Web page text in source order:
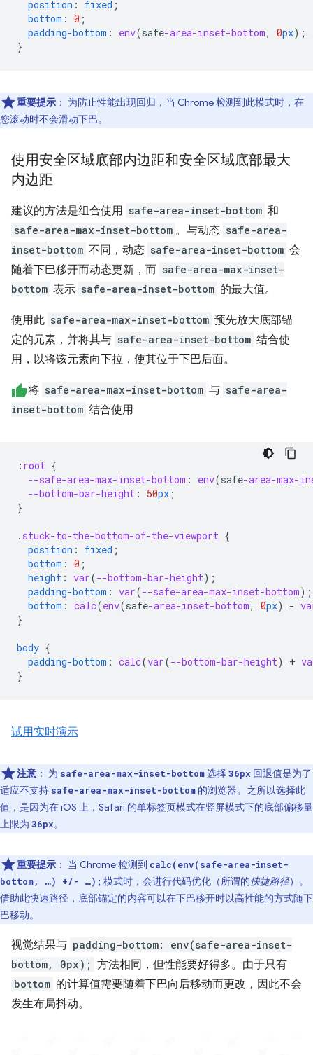
position : fixed ;
bottom : 0 ;
padding-bottom : env(safe-area-inset-bottom, 0px);
}
重要提示 ： 为防止性能出现回归，当 Chrome 检测到此模式时，在
您滚动时不会滑动下巴。
使用安全区域底部内边距和安全区域底部最大
内边距
建议的方法是组合使用 safe-area-inset-bottom 和
safe-area-max-inset-bottom 。与动态 safe-area-
inset-bottom 不同，动态 safe-area-inset-bottom 会
随着下巴移开而动态更新，而 safe-area-max-inset-
bottom 表示 safe-area-inset-bottom 的最大值。
使用此 safe-area-max-inset-bottom 预先放大底部锚
定的元素，并将其与 safe-area-inset-bottom 结合使
用，以将该元素向下拉，使其位于下巴后面。
将 safe-area-max-inset-bottom 与 safe-area-
inset-bottom 结合使用
: root {
--safe-area-max-inset-bottom : env(safe-area-max-
--bottom-bar-height : 50px ;
}
. stuck-to-the-bottom-of-the-viewport {
position : fixed ;
bottom : 0 ;
height : var(--bottom-bar-height);
padding-bottom : var(--safe-area-max-inset-bottom);
bottom : calc(env(safe-area-inset-bottom, 0px) -
}
body {
padding-bottom : calc(var(--bottom-bar-height) +
}
试用实时演示
注意 ： 为 safe-area-max-inset-bottom选择 36px 回退值是为了
适应不支持 safe-area-max-inset-bottom 的浏览器。之所以选择此
值，是因为在 iOS 上，Safari 的单标签页模式在竖屏模式下的底部偏移量
上限为 36px。
重要提示 ： 当 Chrome 检测到 calc(env(safe-area-inset-
bottom, …) +/- …); 模式时，会进行代码优化（所谓的快捷路径）。
借助此快速路径，底部锚定的内容可以在下巴移开时以高性能的方式随下
巴移动。
视觉结果与 padding-bottom: env(safe-area-inset-
bottom, 0px); 方法相同，但性能要好得多。由于只有
bottom 的计算值需要随着下巴向后移动而更改，因此不会
发生布局抖动。